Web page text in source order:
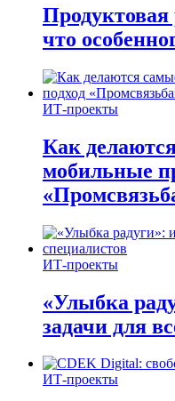
что
ИТ-проекты
Как
мобильные
ИТ-проекты
«Улыбка
задачи для
ИТ-проекты